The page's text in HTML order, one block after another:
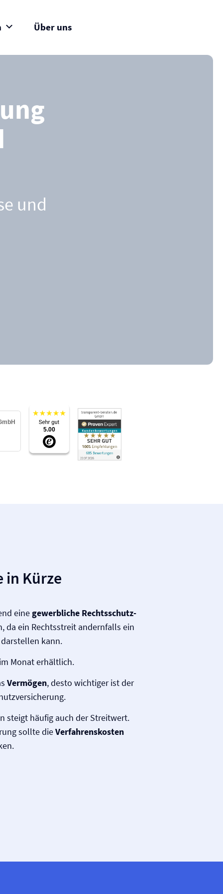
Über uns
und
in Kürze
eine gewerbliche Rechtsschutz­
da ein Rechtsstreit andernfalls ein
kann.
Monat erhältlich.
Vermögen, desto wichtiger ist der
steigt häufig auch der Streitwert.
sollte dieVerfahrenskosten